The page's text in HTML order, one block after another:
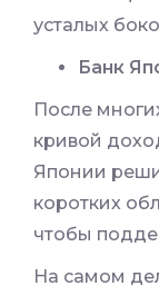
усталых
Банк
После
кривой
Японии
коротких
чтобы
На самом